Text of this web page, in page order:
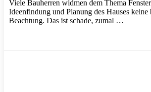
Viele Bauherren widmen dem Thema
Ideenfindung und Planung des Hauses keine
Beachtung. Das ist schade, zumal …